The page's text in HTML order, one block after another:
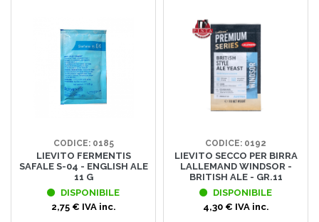
CODICE: 0185
LIEVITO FERMENTIS
SAFALE S-04 - ENGLISH ALE
11 G
DISPONIBILE
2,75 € IVA inc.
CODICE: 0192
LIEVITO SECCO PER BIRRA
LALLEMAND WINDSOR -
BRITISH ALE - GR.11
DISPONIBILE
4,30 € IVA inc.